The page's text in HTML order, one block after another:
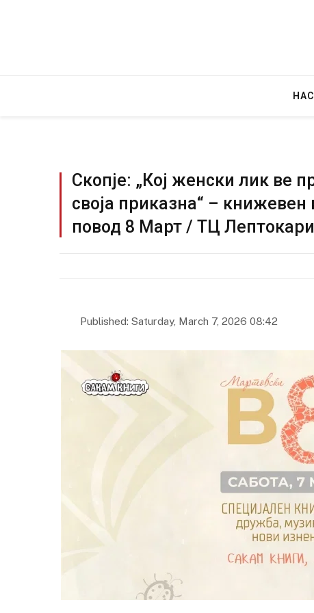
Скопје: „Кој женски лик ве
своја приказна“ – книжевен
повод 8 Март / ТЦ
Published: Saturday, March 7, 2026 08:42